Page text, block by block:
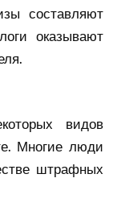
составляют
оказывают
видов
Многие люди
штрафных